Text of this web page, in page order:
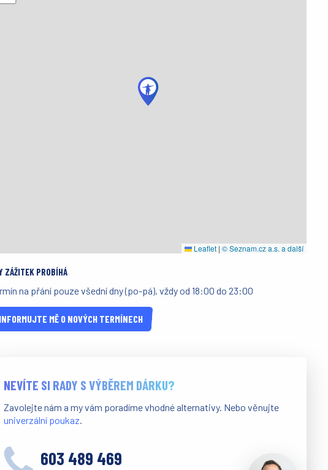
Leaflet | © Seznam.cz a.s. a další
ZÁŽITEK PROBÍHÁ
na přání pouze všední dny (po-pá), vždy od 18:00 do 23:00
INFORMUJTE MĚ O NOVÝCH TERMÍNECH
NEVÍTE SI RADY S VÝBĚREM DÁRKU?
Zavolejte nám a my vám poradíme vhodné alternativy. Nebo věnujte
univerzální poukaz.
603 489 469